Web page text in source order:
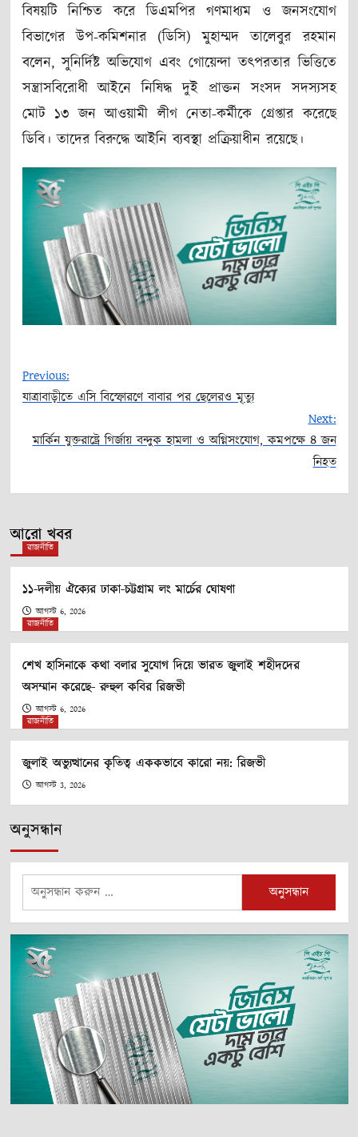
বিষয়টি নিশ্চিত করে ডিএমপির গণমাধ্যম ও জনসংযোগ
বিভাগের উপ-কমিশনার (ডিসি) মুহাম্মদ তালেবুর রহমান
বলেন, সুনির্দিষ্ট অভিযোগ এবং গোয়েন্দা তৎপরতার ভিত্তিতে
সন্ত্রাসবিরোধী আইনে নিষিদ্ধ দুই প্রাক্তন সংসদ সদস্যসহ
মোট ১৩ জন আওয়ামী লীগ নেতা-কর্মীকে গ্রেপ্তার করেছে
ডিবি। তাদের বিরুদ্ধে আইনি ব্যবস্থা প্রক্রিয়াধীন রয়েছে।
navigation
Previous:
যাত্রাবাড়ীতে এসি বিস্ফোরণে বাবার পর ছেলেরও মৃত্যু
Next:
মার্কিন যুক্তরাষ্ট্রে গির্জায় বন্দুক হামলা ও অগ্নিসংযোগ, কমপক্ষে ৪ জন
নিহত
আরো খবর
রাজনীতি
১১-দলীয় ঐক্যের ঢাকা-চট্টগ্রাম লং মার্চের ঘোষণা
আগস্ট 6, 2026
রাজনীতি
শেখ হাসিনাকে কথা বলার সুযোগ দিয়ে ভারত জুলাই শহীদদের
অসম্মান করেছে- রুহুল কবির রিজভী
আগস্ট 6, 2026
রাজনীতি
জুলাই অভ্যুত্থানের কৃতিত্ব এককভাবে কারো নয়: রিজভী
আগস্ট 3, 2026
অনুসন্ধান
অনুসন্ধানঃ